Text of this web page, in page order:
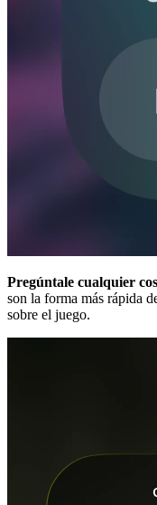
Pregúntale cualquier
son la forma más rápida
sobre el juego.